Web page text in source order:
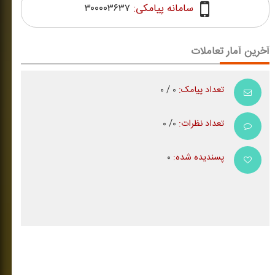
سامانه پیامکی: ۳۰۰۰۰۳۶۳۷
آخرین آمار تعاملات
تعداد پیامک:
تعداد نظرات:
پسندیده شده: